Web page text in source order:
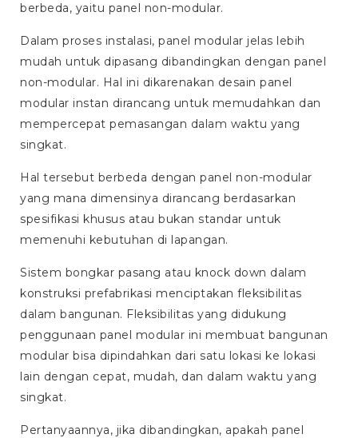
berbeda, yaitu panel non-modular.
Dalam proses instalasi, panel modular jelas lebih
mudah untuk dipasang dibandingkan dengan panel
non-modular. Hal ini dikarenakan desain panel
modular instan dirancang untuk memudahkan dan
mempercepat pemasangan dalam waktu yang
singkat.
Hal tersebut berbeda dengan panel non-modular
yang mana dimensinya dirancang berdasarkan
spesifikasi khusus atau bukan standar untuk
memenuhi kebutuhan di lapangan.
Sistem bongkar pasang atau knock down dalam
konstruksi prefabrikasi menciptakan fleksibilitas
dalam bangunan. Fleksibilitas yang didukung
penggunaan panel modular ini membuat bangunan
modular bisa dipindahkan dari satu lokasi ke lokasi
lain dengan cepat, mudah, dan dalam waktu yang
singkat.
Pertanyaannya, jika dibandingkan, apakah panel